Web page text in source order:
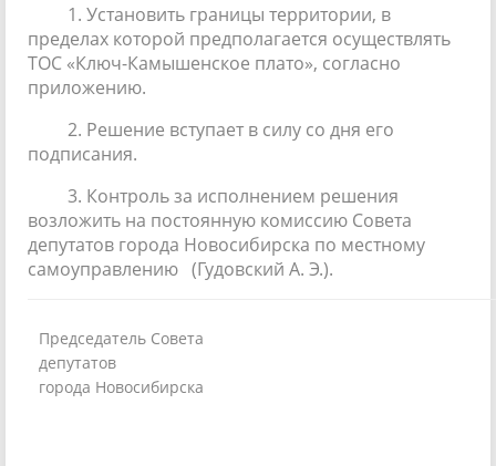
1. Установить границы территории, в
пределах которой предполагается осуществлять
ТОС «Ключ-Камышенское плато», согласно
приложению.
2. Решение вступает в силу со дня его
подписания.
3. Контроль за исполнением решения
возложить на постоянную комиссию Совета
депутатов города Новосибирска по местному
самоуправлению (Гудовский А. Э.).
Председатель Совета
депутатов
города Новосибирска